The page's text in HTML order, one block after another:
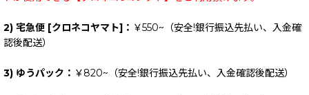
2) 宅急便 [クロネコヤマト]： ￥550~（安全!銀行振込先払い、入金確
認後配送）
3) ゆうパック： ￥820~（安全!銀行振込先払い、入金確認後配送）